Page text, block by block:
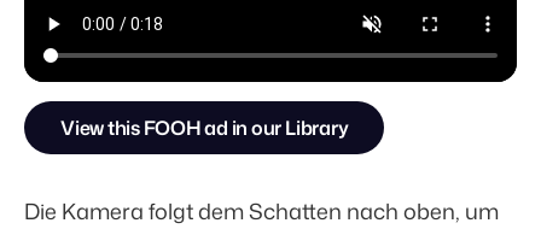
View this FOOH ad in our Library
Die Kamera folgt dem Schatten nach oben, um